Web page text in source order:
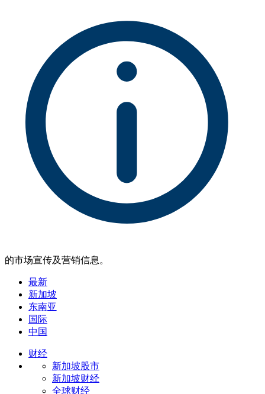
的市场宣传及营销信息。
最新
新加坡
东南亚
国际
中国
财经
新加坡股市
新加坡财经
全球财经